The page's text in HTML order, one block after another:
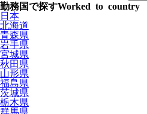
勤務国で探すWorked to country
日本
北海道
青森県
岩手県
宮城県
秋田県
山形県
福島県
茨城県
栃木県
群馬県